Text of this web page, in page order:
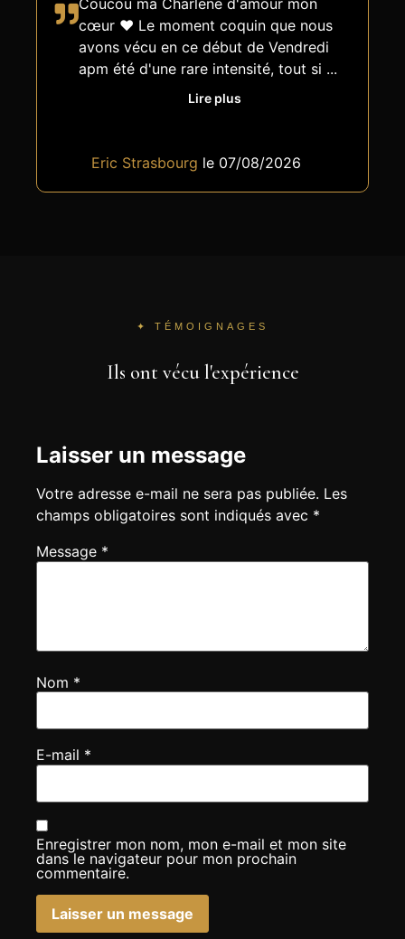
Coucou ma Charlene d'amour mon
cœur ❤️ Le moment coquin que nous
avons vécu en ce début de Vendredi
apm été d'une rare intensité, tout si ...
Lire plus
Eric Strasbourg le 07/08/2026
✦ TÉMOIGNAGES
Ils ont vécu l'expérience
Votre adresse e-mail ne sera pas publiée. Les
champs obligatoires sont indiqués avec *
Nom *
E-mail *
Enregistrer mon nom, mon e-mail et mon site
dans le navigateur pour mon prochain
commentaire.